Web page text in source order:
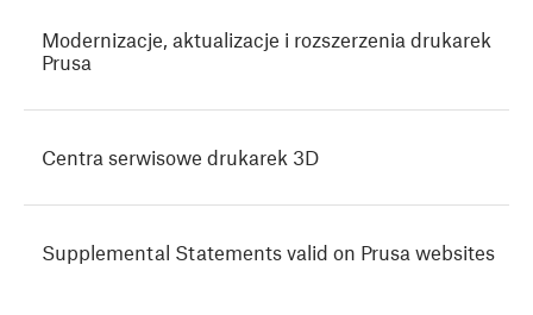
Modernizacje, aktualizacje i rozszerzenia drukarek
Prusa
Centra serwisowe drukarek 3D
Supplemental Statements valid on Prusa websites